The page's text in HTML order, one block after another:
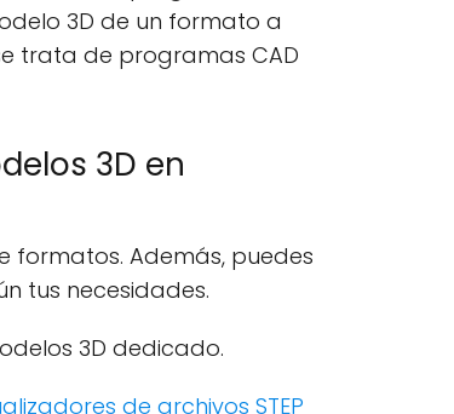
3D de un formato a
trata de programas CAD
3D en
formatos. Además, puedes
tus necesidades.
3D dedicado.
de archivos STEP